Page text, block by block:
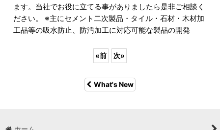
ます。当社でお役に立てる事がありましたら是非ご相談く
ださい。 ※主にセメント二次製品・タイル・石材・木材加
工品等の吸水防止、防汚加工に対応可能な製品の開発
«前 次»
What's New